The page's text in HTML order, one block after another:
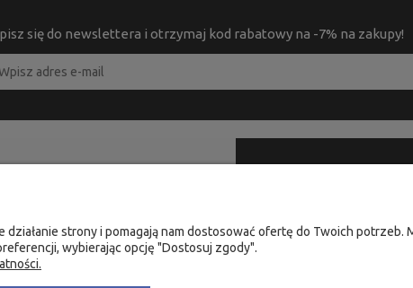
się do newslettera i otrzymaj kod rabatowy na -7% na zakupy!
Nowości
Promocje
+48 735 975
strony i pomagają nam dostosować ofertę do Twoich
wybierając opcję "Dostosuj zgody".